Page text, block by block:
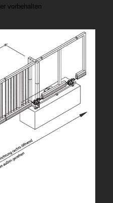
vorbehalten